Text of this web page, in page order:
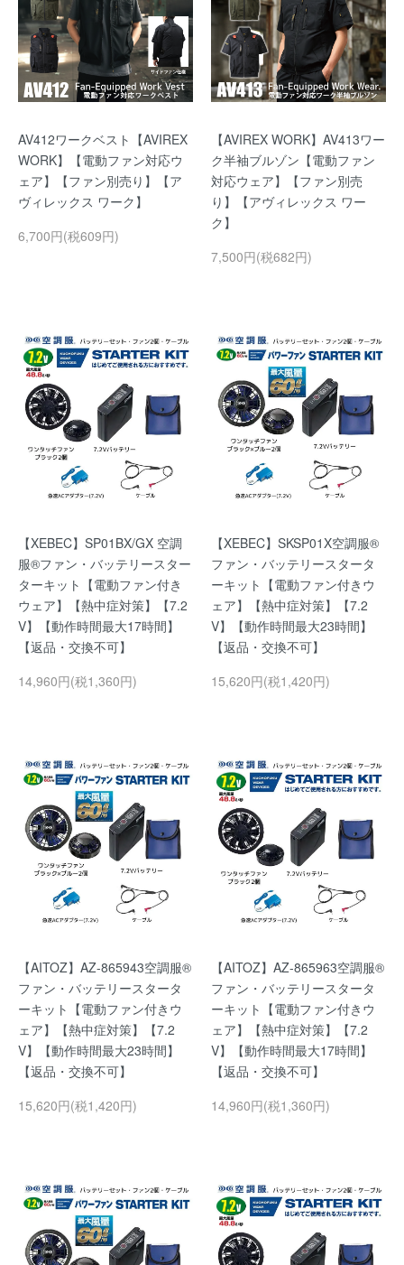
AV412ワークベスト【AVIREX
WORK】【電動ファン対応ウ
ェア】【ファン別売り】【ア
ヴィレックス ワーク】
6,700円(税609円)
【AVIREX WORK】AV413ワー
ク半袖ブルゾン【電動ファン
対応ウェア】【ファン別売
り】【アヴィレックス ワー
ク】
7,500円(税682円)
【XEBEC】SP01BX/GX 空調
服®ファン・バッテリースター
ターキット【電動ファン付き
ウェア】【熱中症対策】【7.2
V】【動作時間最大17時間】
【返品・交換不可】
14,960円(税1,360円)
【XEBEC】SKSP01X空調服®
ファン・バッテリースタータ
ーキット【電動ファン付きウ
ェア】【熱中症対策】【7.2
V】【動作時間最大23時間】
【返品・交換不可】
15,620円(税1,420円)
【AITOZ】AZ-865943空調服®
ファン・バッテリースタータ
ーキット【電動ファン付きウ
ェア】【熱中症対策】【7.2
V】【動作時間最大23時間】
【返品・交換不可】
15,620円(税1,420円)
【AITOZ】AZ-865963空調服®
ファン・バッテリースタータ
ーキット【電動ファン付きウ
ェア】【熱中症対策】【7.2
V】【動作時間最大17時間】
【返品・交換不可】
14,960円(税1,360円)